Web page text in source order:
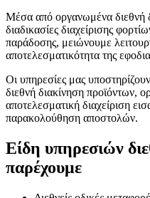
Μέσα από οργανωμένα διεθνή
διαδικασίες διαχείρισης
παράδοσης, μειώνουμε
αποτελεσματικότητα της
Οι υπηρεσίες μας
διεθνή διακίνηση προϊόντων,
αποτελεσματική διαχείριση
παρακολούθηση αποστολών.
Είδη υπηρεσιών
παρέχουμε